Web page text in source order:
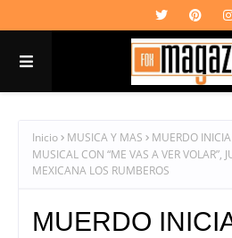
Inicio MUSICA Y MAS
MUERDO
MUSICAL CON “ME VAS A VER VOLAR”,
MEXICANA LOS RUMBEROS
MUERDO